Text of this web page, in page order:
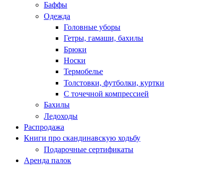
Баффы
Одежда
Головные уборы
Гетры, гамаши, бахилы
Брюки
Носки
Термобелье
Толстовки, футболки, куртки
С точечной компрессией
Бахилы
Ледоходы
Распродажа
Книги про скандинавскую ходьбу
Подарочные сертификаты
Аренда палок